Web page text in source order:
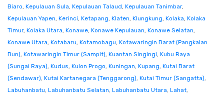
Biaro, Kepulauan Sula, Kepulauan Talaud, Kepulauan Tanimbar,
Kepulauan Yapen, Kerinci, Ketapang, Klaten, Klungkung, Kolaka, Kolaka
Timur, Kolaka Utara, Konawe, Konawe Kepulauan, Konawe Selatan,
Konawe Utara, Kotabaru, Kotamobagu, Kotawaringin Barat (Pangkalan
Bun), Kotawaringin Timur (Sampit), Kuantan Singingi, Kubu Raya
(Sungai Raya), Kudus, Kulon Progo, Kuningan, Kupang, Kutai Barat
(Sendawar), Kutai Kartanegara (Tenggarong), Kutai Timur (Sangatta),
Labuhanbatu, Labuhanbatu Selatan, Labuhanbatu Utara, Lahat,